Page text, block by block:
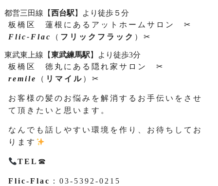
都営三田線【西台駅 】より徒歩５分
板橋区 蓮根にあるアットホームサロン ✂
Flic-Flac
（ フリックフラック ）✂
東武東上線【東武練馬駅 】より徒歩3分
板橋区 徳丸にある隠れ家サロン ✂
remile
（ リマイル ）✂
お客様の髪のお悩みを解消するお手伝いをさせ
て頂きたいと思います。
なんでも話しやすい環境を作り、お待ちしてお
ります
TEL ☎
Flic-Flac ：03-5392-0215